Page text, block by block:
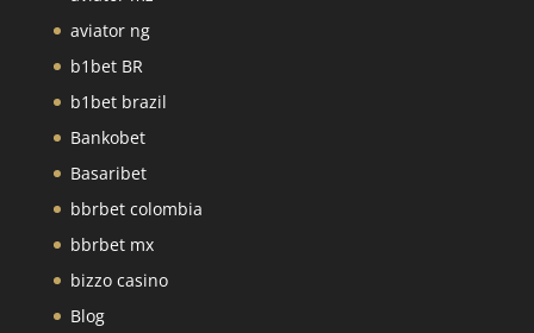
aviator ng
b1bet BR
b1bet brazil
Bankobet
Basaribet
bbrbet colombia
bbrbet mx
bizzo casino
Blog